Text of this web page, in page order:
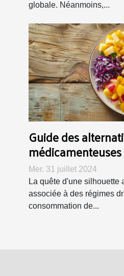
globale. Néanmoins,...
Guide des
efficacement
Mer. 31 juillet 2024
La quête d'une silhouette
associée à des régimes
consommation de...